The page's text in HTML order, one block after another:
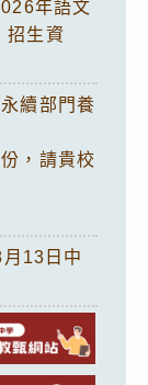
年語文
招生資
續部門養
，請貴校
13日中